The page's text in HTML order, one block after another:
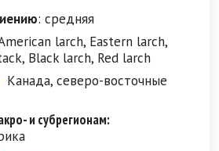
: средняя
larch, Eastern larch,
Black larch, Red larch
Канада, северо-восточные
и субрегионам: